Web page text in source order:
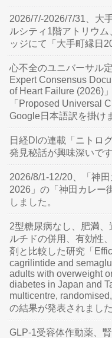
2026/7/-2026/7/31、大
ルシティ1階アトリウ
ッジにて「大手町縁日
心不全のユニバーサル
Expert Consensus
of Heart Failure (2026)
「Proposed Universal
Google日本語訳を掛け
日経DIの連載「ニトロ
発見秘話が興味深いです
2026/8/1-12/20、「神
2026」の「神田カレー
しました。
2型糖尿病なし、肥満
ルチドの併用、有効性
剤と比較した研究「
cagrilintide and
adults with overweight
diabetes in Japan and
multicentre,
の結果が発表されました
GLP-1受容体作動薬、